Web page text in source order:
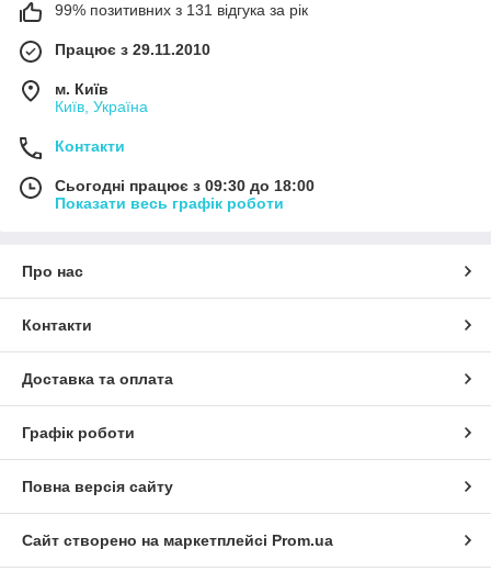
99% позитивних з 131 відгука за рік
Працює з 29.11.2010
м. Київ
Київ, Україна
Контакти
Сьогодні працює з 09:30 до 18:00
Показати весь графік роботи
Про нас
Контакти
Доставка та оплата
Графік роботи
Повна версія сайту
Сайт створено на маркетплейсі Prom.ua